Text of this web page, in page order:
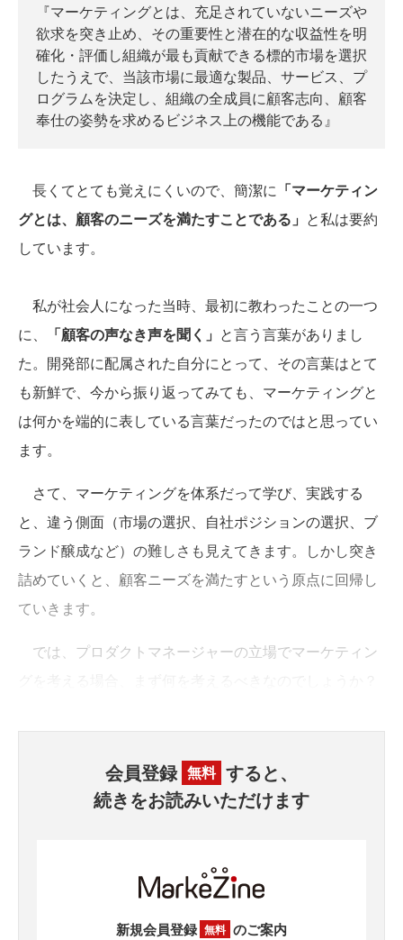
『マーケティングとは、充足されていないニーズや
欲求を突き止め、その重要性と潜在的な収益性を明
確化・評価し組織が最も貢献できる標的市場を選択
したうえで、当該市場に最適な製品、サービス、プ
ログラムを決定し、組織の全成員に顧客志向、顧客
奉仕の姿勢を求めるビジネス上の機能である』
長くてとても覚えにくいので、簡潔に 「マーケティン
グとは、顧客のニーズを満たすことである」 と私は要約
しています。
私が社会人になった当時、最初に教わったことの一つ
に、
「顧客の声なき声を聞く」 と言う言葉がありまし
た。開発部に配属された自分にとって、その言葉はとて
も新鮮で、今から振り返ってみても、マーケティングと
は何かを端的に表している言葉だったのではと思ってい
ます。
さて、マーケティングを体系だって学び、実践する
と、違う側面（市場の選択、自社ポジションの選択、ブ
ランド醸成など）の難しさも見えてきます。しかし突き
詰めていくと、顧客ニーズを満たすという原点に回帰し
ていきます。
では、プロダクトマネージャーの立場でマーケティン
会員登録 無料 すると、
続きをお読みいただけます
新規会員登録 無料 のご案内